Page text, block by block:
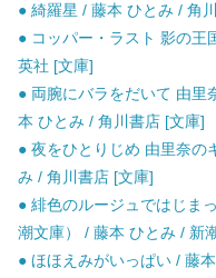
● 綺羅星 / 藤本 ひとみ / 角
● コッパー・ラスト 影の王
英社 [文庫]
● 両腕にバラをだいて 由里
本 ひとみ / 角川書店 [文庫]
● 夜をひとりじめ 由里奈の
み / 角川書店 [文庫]
● 緋色のルージュではじま
潮文庫） / 藤本 ひとみ / 新
● ほほえみがいっぱい / 藤